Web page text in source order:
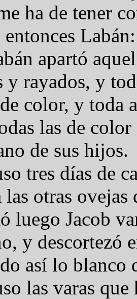
ha de tener
apartó
y rayados, y
color, y toda
las de
de sus hijos.
tres días de
las otras
luego Jacob
y descortezó
así lo blanco
las varas